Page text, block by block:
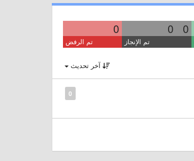
0
0
0
تم الإنجاز تم الرفض
آخر تحديث
0